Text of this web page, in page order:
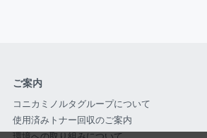
ご案内
コニカミノルタグループについて
使用済みトナー回収のご案内